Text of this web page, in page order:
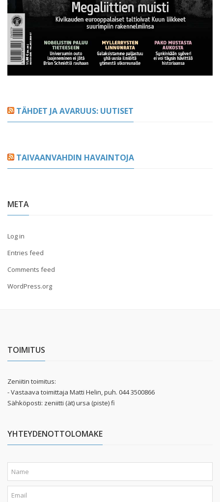
TÄHDET JA AVARUUS: UUTISET
TAIVAANVAHDIN HAVAINTOJA
META
Log in
Entries feed
Comments feed
WordPress.org
TOIMITUS
Zeniitin toimitus:
- Vastaava toimittaja Matti Helin, puh. 044 3500866
Sähköposti: zeniitti (ät) ursa (piste) fi
YHTEYDENOTTOLOMAKE